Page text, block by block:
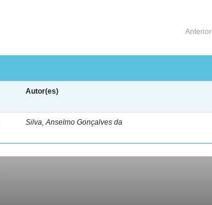
Anterior
Autor(es)
Silva, Anselmo Gonçalves da